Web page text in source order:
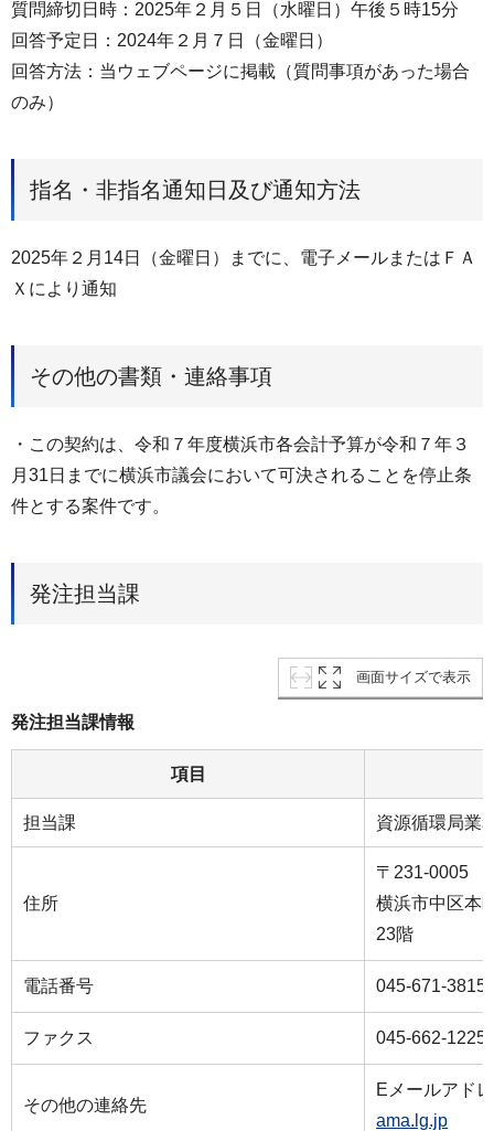
質問締切日時：2025年２月５日（水曜日）午後５時15分
回答予定日：2024年２月７日（金曜日）
回答方法：当ウェブページに掲載（質問事項があった場合
のみ）
指名・非指名通知日及び通知方法
2025年２月14日（金曜日）までに、電子メールまたはＦＡ
Ｘにより通知
その他の書類・連絡事項
・この契約は、令和７年度横浜市各会計予算が令和７年３
月31日までに横浜市議会において可決されることを停止条
件とする案件です。
発注担当課
画面サイズで表示
発注担当課情報
項目
担当課 資源循環局業
住所
〒231-0005
横浜市中区本
23階
電話番号 045-671-3815
ファクス 045-662-1225
その他の連絡先
Eメールアド
ama.lg.jp